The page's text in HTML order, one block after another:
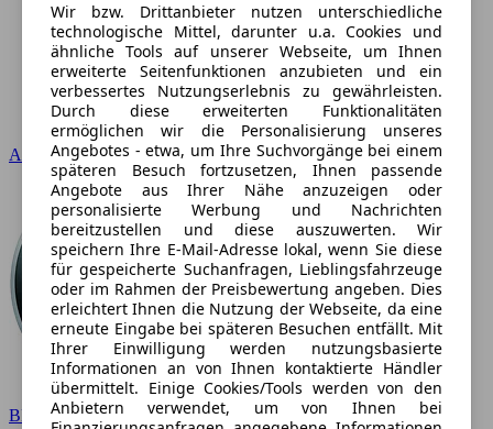
Audi
BMW
Wir bzw. Drittanbieter nutzen unterschiedliche
technologische Mittel, darunter u.a. Cookies und
ähnliche Tools auf unserer Webseite, um Ihnen
erweiterte Seitenfunktionen anzubieten und ein
verbessertes Nutzungserlebnis zu gewährleisten.
Durch diese erweiterten Funktionalitäten
ermöglichen wir die Personalisierung unseres
Angebotes - etwa, um Ihre Suchvorgänge bei einem
späteren Besuch fortzusetzen, Ihnen passende
Angebote aus Ihrer Nähe anzuzeigen oder
personalisierte Werbung und Nachrichten
bereitzustellen und diese auszuwerten. Wir
speichern Ihre E-Mail-Adresse lokal, wenn Sie diese
für gespeicherte Suchanfragen, Lieblingsfahrzeuge
oder im Rahmen der Preisbewertung angeben. Dies
erleichtert Ihnen die Nutzung der Webseite, da eine
erneute Eingabe bei späteren Besuchen entfällt. Mit
Ihrer Einwilligung werden nutzungsbasierte
Informationen an von Ihnen kontaktierte Händler
übermittelt. Einige Cookies/Tools werden von den
Anbietern verwendet, um von Ihnen bei